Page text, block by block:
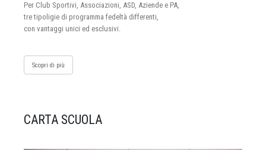
Per Club Sportivi, Associazioni, ASD, Aziende e PA,
tre tipoligie di programma fedeltà differenti,
con vantaggi unici ed esclusivi.
Scopri di più
CARTA SCUOLA